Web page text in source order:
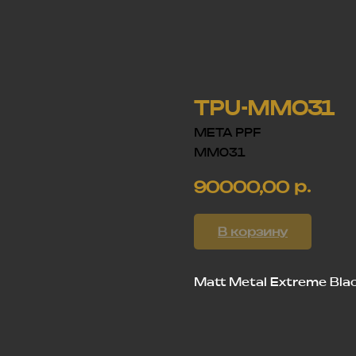
TPU-MM031
META PPF
MM031
90000,00 р.
В корзину
Matt Metal Extreme